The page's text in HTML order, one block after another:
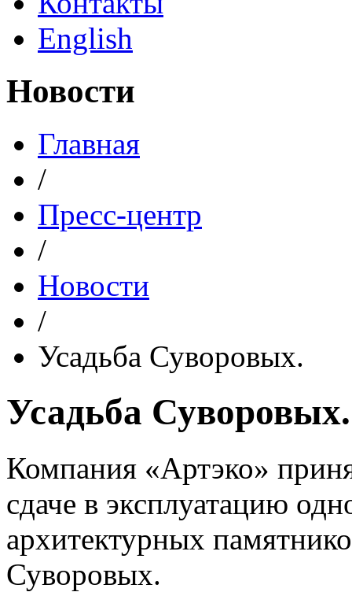
English
Новости
Главная
/
Пресс-центр
/
Новости
/
Усадьба Суворовых.
Усадьба Суворовых.
Компания «Артэко»
сдаче в эксплуатацию
архитектурных
Суворовых.